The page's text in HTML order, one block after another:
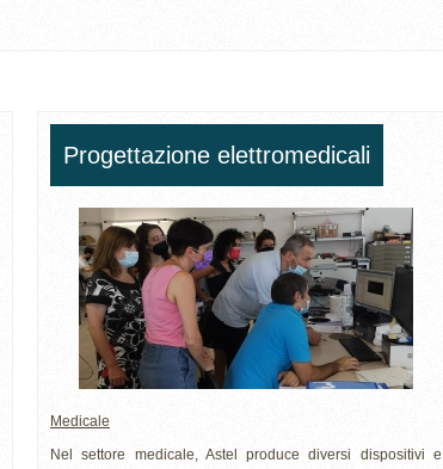
Progettazione elettromedicali
Medicale
Nel settore medicale, Astel produce diversi dispositivi e